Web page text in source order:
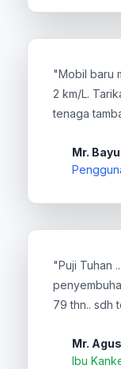
"Mobil baru
2 km/L.
tenaga
Mr. Bayu
"Puji Tuhan
79 thn.. sdh
Mr.
Ibu